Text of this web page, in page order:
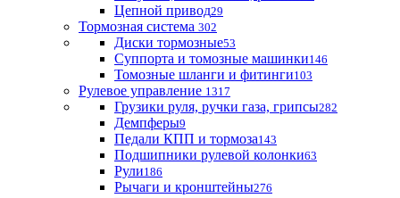
Цепной привод29
Тормозная система 302
Диски тормозные53
Суппорта и томозные машинки146
Томозные шланги и фитинги103
Рулевое управление 1317
Грузики руля, ручки газа, грипсы282
Демпферы9
Педали КПП и тормоза143
Подшипники рулевой колонки63
Рули186
Рычаги и кронштейны276